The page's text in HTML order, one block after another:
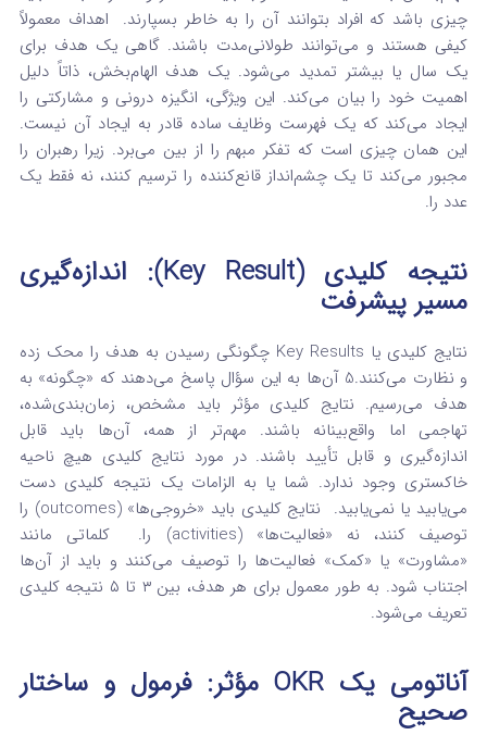
چیزی باشد که افراد بتوانند آن را به خاطر بسپارند.
اهداف معمولاً
کیفی هستند و می‌توانند طولانی‌مدت باشند. گاهی یک هدف برای
یک سال یا بیشتر تمدید می‌شود. یک هدف الهام‌بخش، ذاتاً دلیل
اهمیت خود را بیان می‌کند. این ویژگی، انگیزه درونی و مشارکتی را
ایجاد می‌کند که یک فهرست وظایف ساده قادر به ایجاد آن نیست.
این همان چیزی است که تفکر مبهم را از بین می‌برد. زیرا رهبران را
مجبور می‌کند تا یک چشم‌انداز قانع‌کننده را ترسیم کنند، نه فقط یک
عدد را.
نتیجه کلیدی (Key Result): اندازه‌گیری
مسیر پیشرفت
نتایج کلیدی یا Key Results چگونگی رسیدن به هدف را محک زده
و نظارت می‌کنند.5 آن‌ها به این سؤال پاسخ می‌دهند که «چگونه» به
هدف می‌رسیم. نتایج کلیدی مؤثر باید مشخص، زمان‌بندی‌شده،
تهاجمی اما واقع‌بینانه باشند. مهم‌تر از همه، آن‌ها باید قابل
اندازه‌گیری و قابل تأیید باشند.در مورد نتایج کلیدی هیچ ناحیه
خاکستری وجود ندارد. شما یا به الزامات یک نتیجه کلیدی دست
می‌یابید یا نمی‌یابید.
نتایج کلیدی باید «خروجی‌ها» (outcomes) را
توصیف کنند، نه «فعالیت‌ها» (activities) را.
کلماتی مانند
«مشاورت» یا «کمک» فعالیت‌ها را توصیف می‌کنند و باید از آن‌ها
اجتناب شود.
به طور معمول برای هر هدف، بین ۳ تا ۵ نتیجه کلیدی
تعریف می‌شود.
آناتومی یک OKR مؤثر: فرمول و ساختار
صحیح